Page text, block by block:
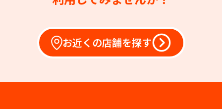
お近くの店舗を探す